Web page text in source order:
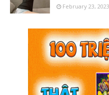
February 23, 2023